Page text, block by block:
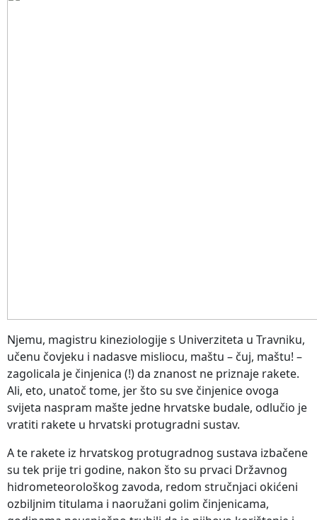
Njemu, magistru kineziologije s Univerziteta u Travniku,
učenu čovjeku i nadasve misliocu, maštu – čuj, maštu! –
zagolicala je činjenica (!) da znanost ne priznaje rakete.
Ali, eto, unatoč tome, jer što su sve činjenice ovoga
svijeta naspram mašte jedne hrvatske budale, odlučio je
vratiti rakete u hrvatski protugradni sustav.
A te rakete iz hrvatskog protugradnog sustava izbačene
su tek prije tri godine, nakon što su prvaci Državnog
hidrometeorološkog zavoda, redom stručnjaci okićeni
ozbiljnim titulama i naoružani golim činjenicama,